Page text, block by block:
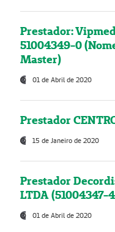
Prestador:
51004349-0
Master)
01 de Abril de 2020
Prestador
15 de Janeiro de 2020
Prestador
LTDA (51004347-
01 de Abril de 2020